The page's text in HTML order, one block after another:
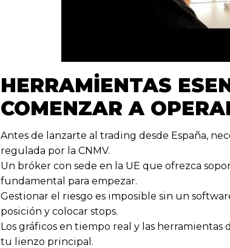
HERRAMIENTAS
COMENZAR A
Antes de lanzarte al trading desde España,
regulada por la CNMV.
Un bróker con sede en la UE que ofrezca
fundamental para empezar.
Gestionar el riesgo es imposible sin un
posición y colocar stops.
Los gráficos en tiempo real y las
tu lienzo principal.